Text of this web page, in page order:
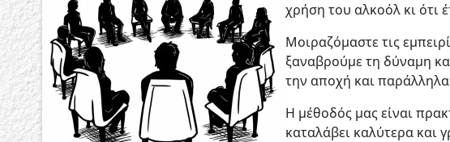
χρήση του αλκοόλ κι ότι
Μοιραζόμαστε τις
ξαναβρούμε τη δύναμη
την αποχή και
Η μέθοδός μας είναι
καταλάβει καλύτερα και